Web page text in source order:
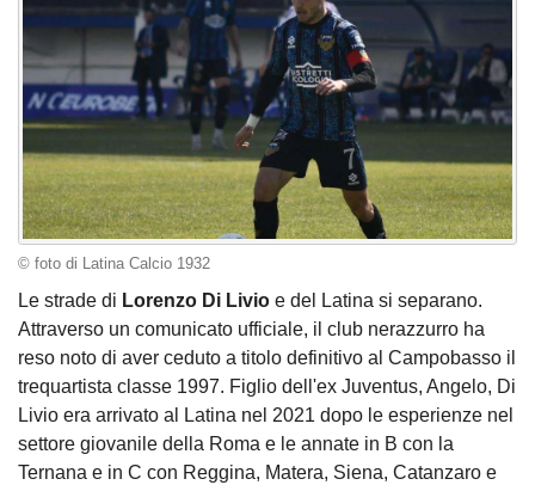
© foto di Latina Calcio 1932
Le strade di Lorenzo Di Livio e del Latina si separano.
Attraverso un comunicato ufficiale, il club nerazzurro ha
reso noto di aver ceduto a titolo definitivo al Campobasso il
trequartista classe 1997. Figlio dell'ex Juventus, Angelo, Di
Livio era arrivato al Latina nel 2021 dopo le esperienze nel
settore giovanile della Roma e le annate in B con la
Ternana e in C con Reggina, Matera, Siena, Catanzaro e